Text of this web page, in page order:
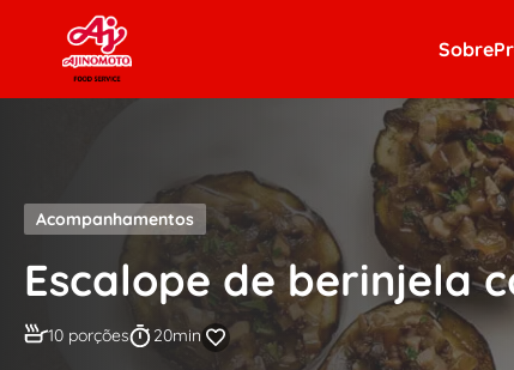
Skip to content
Sobre
Acompanhamentos
Escalope de berinjela
10 porções 20min